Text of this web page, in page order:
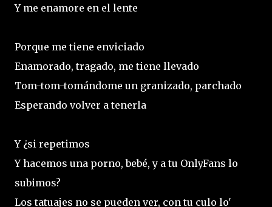
Y me enamore en el lente
Porque me tiene enviciado
Enamorado, tragado, me tiene llevado
Tom-tom-tomándome un granizado, parchado
Esperando volver a tenerla
Y ¿si repetimos
Y hacemos una porno, bebé, y a tu OnlyFans lo
subimos?
Los tatuajes no se pueden ver, con tu culo lo'